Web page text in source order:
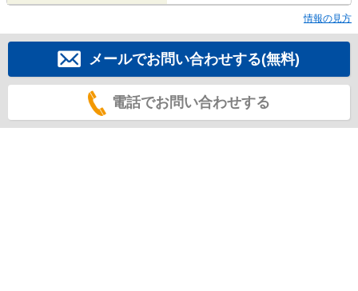
情報の見方
メールでお問い合わせする(無料)
電話でお問い合わせする